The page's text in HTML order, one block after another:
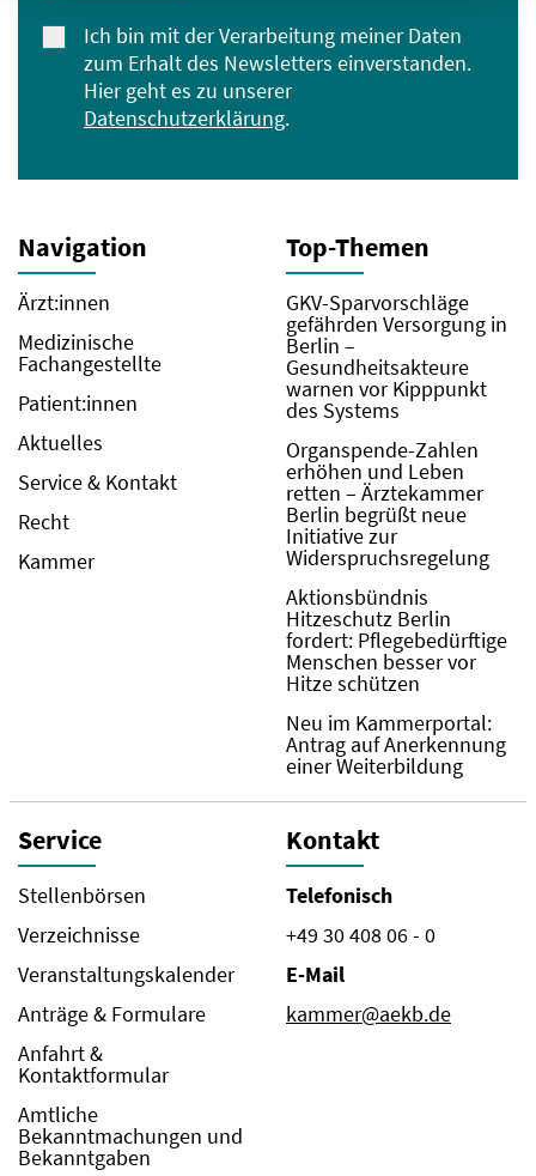
Ich bin mit der Verarbeitung meiner Daten
zum Erhalt des Newsletters einverstanden.
Hier geht es zu unserer
Datenschutzerklärung.
Navigation
Ärzt:innen
Medizinische
Fachangestellte
Patient:innen
Aktuelles
Service & Kontakt
Recht
Kammer
Top-Themen
GKV-Sparvorschläge
gefährden Versorgung in
Berlin –
Gesundheitsakteure
warnen vor Kipppunkt
des Systems
Organspende-Zahlen
erhöhen und Leben
retten – Ärztekammer
Berlin begrüßt neue
Initiative zur
Widerspruchsregelung
Aktionsbündnis
Hitzeschutz Berlin
fordert: Pflegebedürftige
Menschen besser vor
Hitze schützen
Neu im Kammerportal:
Antrag auf Anerkennung
einer Weiterbildung
Service
Stellenbörsen
Verzeichnisse
Veranstaltungskalender
Anträge & Formulare
Anfahrt &
Kontaktformular
Amtliche
Bekanntmachungen und
Bekanntgaben
Kontakt
Telefonisch
+49 30 408 06 - 0
E-Mail
kammer@aekb.de